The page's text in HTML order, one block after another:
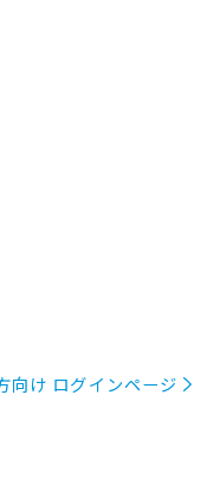
向け ログインページ